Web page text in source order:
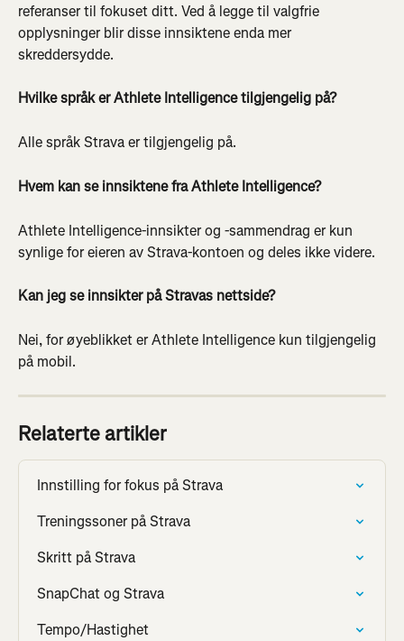
referanser til fokuset ditt. Ved å legge til valgfrie
opplysninger blir disse innsiktene enda mer
skreddersydde.
Hvilke språk er Athlete Intelligence tilgjengelig på?
Alle språk Strava er tilgjengelig på.
Hvem kan se innsiktene fra Athlete Intelligence?
Athlete Intelligence-innsikter og -sammendrag er kun
synlige for eieren av Strava-kontoen og deles ikke videre.
Kan jeg se innsikter på Stravas nettside?
Nei, for øyeblikket er Athlete Intelligence kun tilgjengelig
på mobil.
Relaterte artikler
Innstilling for fokus på Strava
Treningssoner på Strava
Skritt på Strava
SnapChat og Strava
Tempo/Hastighet